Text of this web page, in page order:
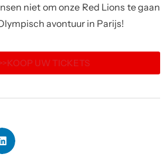
niet om onze Red Lions te gaan
avontuur in Parijs!
UW TICKETS